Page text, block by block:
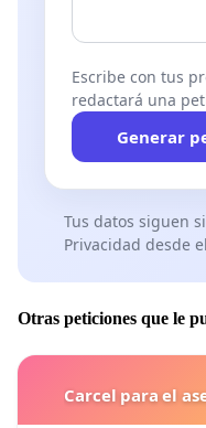
Escribe con tus
redactará una
Generar
Tus datos siguen
Privacidad desde
Otras peticiones que le
Carcel para el